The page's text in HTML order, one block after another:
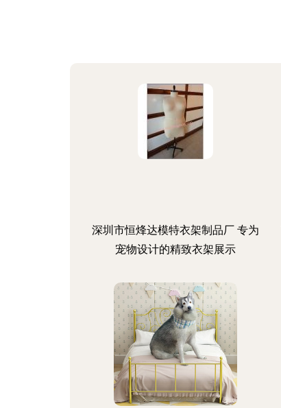
深圳市恒烽达模特衣架制品厂 专为
宠物设计的精致衣架展示